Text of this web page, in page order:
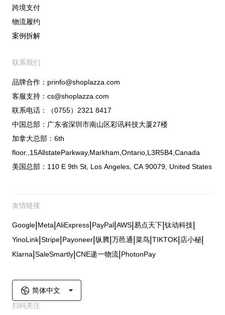
跨境支付
物流履约
案例拆解
联系我们
品牌合作： prinfo@shoplazza.com
客服支持： cs@shoplazza.com
联系电话：（0755）2321 8417
中国总部：广东省深圳市南山区彩讯科技大厦27楼
加拿大总部：6th
floor.,15AllstateParkway,Markham,Ontario,L3R5B4,Canada
美国总部：110 E 9th St, Los Angeles, CA 90079, United States
友情链接
Google Meta AliExpress PayPal AWS 易点天下 钛动科技
YinoLink Stripe Payoneer 纵腾 万邑通 菜鸟 TIKTOK 店小秘
Klarna SaleSmartly CNE递一物流 PhotonPay
简体中文
扫码关注